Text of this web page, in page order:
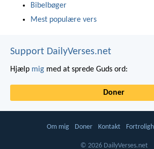
Bibelbøger
Mest populære vers
Support DailyVerses.net
Hjælp mig med at sprede Guds ord:
Doner
Om mig Doner Kontakt
© 2026 DailyVerses.net